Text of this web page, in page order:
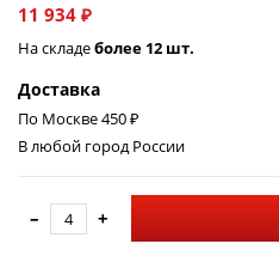
11 934 ₽
На складеболее 12 шт.
Доставка
По Москве 450 ₽
В любой город России
– +